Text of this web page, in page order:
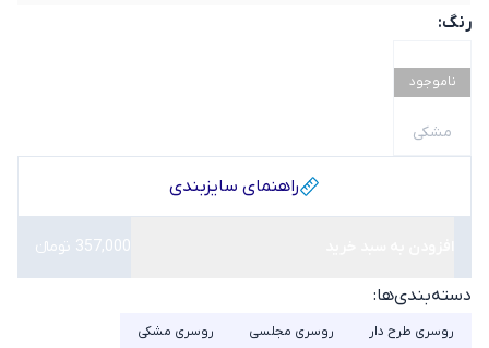
رنگ:
ناموجود
مشکی
راهنمای سایز‌بندی
357,000 تومانء
دسته‌بندی‌ها:
روسری طرح دار روسری مجلسی روسری مشکی